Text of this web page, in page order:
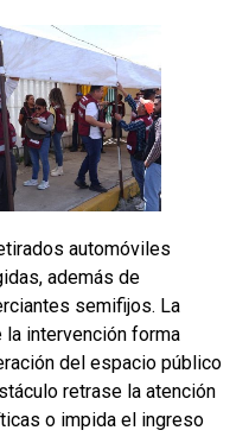
automóviles
además de
semifijos. La
intervención forma
del espacio público
retrase la atención
o impida el ingreso